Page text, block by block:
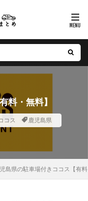
料・無料】
コス 鹿児島県
島県の駐車場付きココス【有
宮城県
秋田県
栃木県
群馬県
神奈川県
新潟県
石川県
福井県
三重県
滋賀県
奈良県
和歌山県
広島県
山口県
高知県
福岡県